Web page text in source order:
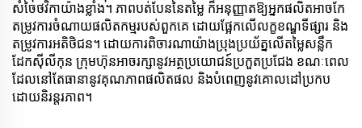
សំចៃថវិកាយ៉ាងខ្លាំង។ ភាពបត់បែននៃតម្លៃ ក៏អនុញ្ញាតឱ្យអ្នកផលិតអាចកែ
តម្រូវការចំណាយផលិតកម្មរបស់ពួកគេ ដោយផ្អែកលើលក្ខខណ្ឌទីផ្សារ និង
តម្រូវការអតិថិជន។ ដោយការពិចារណាយ៉ាងប្រុងប្រយ័ត្នលើតម្លៃសន្លឹក
ដែកស៊ីលីកុន ក្រុមហ៊ុនអាចរក្សានូវអត្ថប្រយោជន៍ប្រកួតប្រជែង ខណៈពេល
ដែលនៅតែធានានូវគុណភាពផលិតផល និងបំពេញនូវគោលដៅប្រកប
ដោយនិរន្តរភាព។